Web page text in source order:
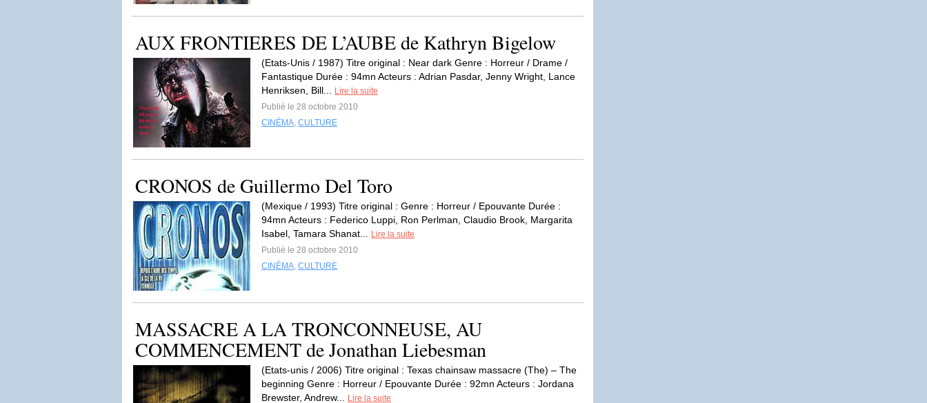
AUX FRONTIERES DE L’AUBE de Kathryn Bigelow
(Etats-Unis / 1987) Titre original : Near dark Genre : Horreur / Drame /
Fantastique Durée : 94mn Acteurs : Adrian Pasdar, Jenny Wright, Lance
Henriksen, Bill...
Lire la suite
Publié le 28 octobre 2010
CINÉMA, CULTURE
CRONOS de Guillermo Del Toro
(Mexique / 1993) Titre original : Genre : Horreur / Epouvante Durée :
94mn Acteurs : Federico Luppi, Ron Perlman, Claudio Brook, Margarita
Isabel, Tamara Shanat...
Lire la suite
Publié le 28 octobre 2010
CINÉMA, CULTURE
MASSACRE A LA TRONCONNEUSE, AU
COMMENCEMENT de Jonathan Liebesman
(Etats-unis / 2006) Titre original : Texas chainsaw massacre (The) – The
beginning Genre : Horreur / Epouvante Durée : 92mn Acteurs : Jordana
Brewster, Andrew...
Lire la suite